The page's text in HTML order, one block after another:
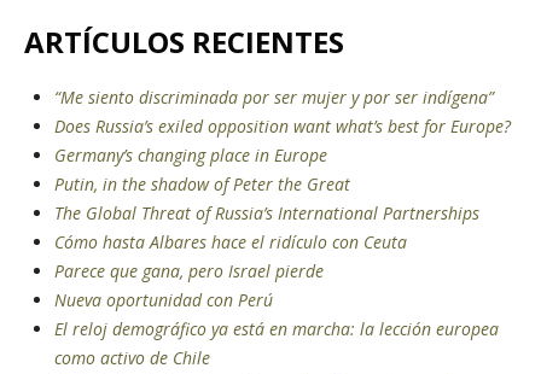
ARTÍCULOS RECIENTES
“Me siento discriminada por ser mujer y por ser indígena”
Does Russia’s exiled opposition want what’s best for Europe?
Germany’s changing place in Europe
Putin, in the shadow of Peter the Great
The Global Threat of Russia’s International Partnerships
Cómo hasta Albares hace el ridículo con Ceuta
Parece que gana, pero Israel pierde
Nueva oportunidad con Perú
El reloj demográfico ya está en marcha: la lección europea
como activo de Chile